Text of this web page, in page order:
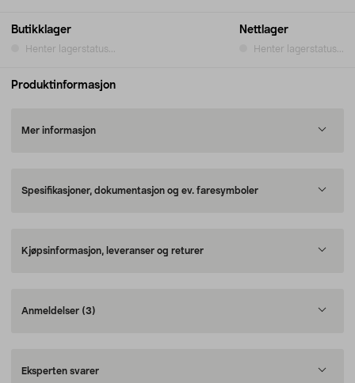
Butikklager
Henter lagerstatus...
Nettlager
Henter lagerstatus...
Produktinformasjon
Mer informasjon
Spesifikasjoner, dokumentasjon og ev. faresymboler
Kjøpsinformasjon, leveranser og returer
Anmeldelser (3)
Eksperten svarer